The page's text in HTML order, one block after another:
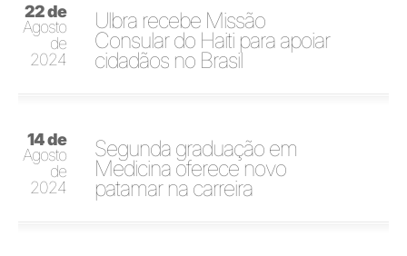
22 de
Agosto
de
2024
Ulbra recebe Missão
Consular do Haiti para apoiar
cidadãos no Brasil
14 de
Agosto
de
2024
Segunda graduação em
Medicina oferece novo
patamar na carreira